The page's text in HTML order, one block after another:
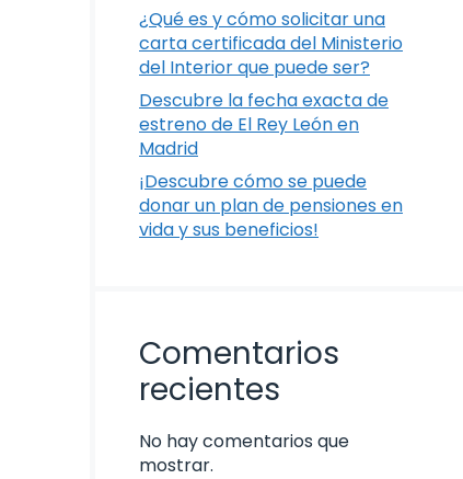
¿Qué es y cómo solicitar una
carta certificada del Ministerio
del Interior que puede ser?
Descubre la fecha exacta de
estreno de El Rey León en
Madrid
¡Descubre cómo se puede
donar un plan de pensiones en
vida y sus beneficios!
Comentarios
recientes
No hay comentarios que
mostrar.